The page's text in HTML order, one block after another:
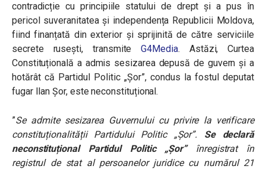
contradicție cu principiile statului de drept și a pus în
pericol suveranitatea și independența Republicii Moldova,
fiind finanțată din exterior și sprijinită de către serviciile
secrete rusești, transmiteG4Media. Astăzi, Curtea
Constituțională a admis sesizarea depusă de guvern și a
hotărât că Partidul Politic „Șor”, condus la fostul deputat
fugar Ilan Șor, este neconstituțional.
”Se admite sesizarea Guvernului cu privire la verificare
constituționalității Partidului Politic „Șor”. Se declară
neconstituțional Partidul Politic „Șor” înregistrat în
registrul de stat al persoanelor juridice cu numărul 21